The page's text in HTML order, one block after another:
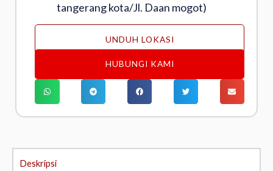
tangerang kota/Jl. Daan mogot)
UNDUH LOKASI
HUBUNGI KAMI
Deskripsi